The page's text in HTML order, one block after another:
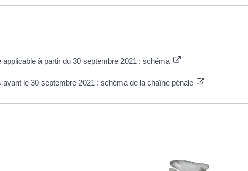
à partir du 30 septembre 2021 : schéma
le 30 septembre 2021 : schéma de la chaîne pénale